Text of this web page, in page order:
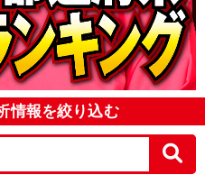
情報を絞り込む